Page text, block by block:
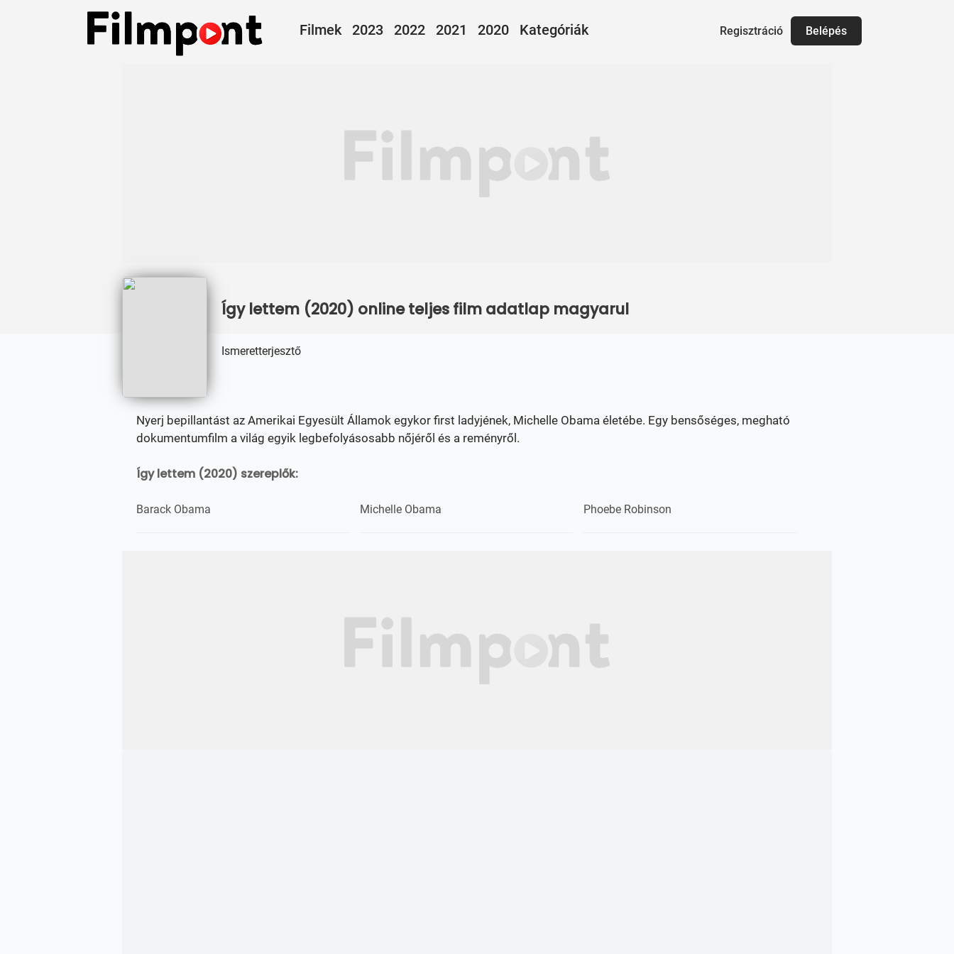
Filmek 2023 2022 2021 2020 Kategóriák Belépés
Regisztráció
Így lettem (2020) online teljes film adatlap magyarul
Ismeretterjesztő
Nyerj bepillantást az Amerikai Egyesült Államok egykor first ladyjének, Michelle Obama életébe. Egy bensőséges, megható
dokumentumfilm a világ egyik legbefolyásosabb nőjéről és a reményről.
Így lettem (2020) szereplők:
Barack Obama Michelle Obama Phoebe Robinson